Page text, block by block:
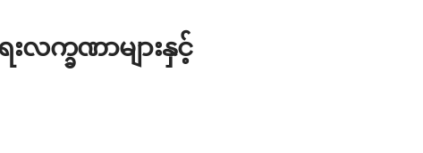
လက္ခဏာများနှင့်